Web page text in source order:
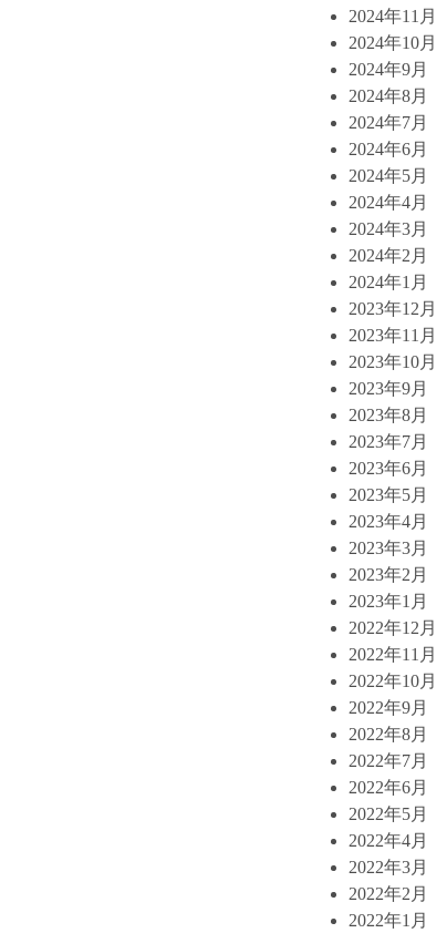
2024年11月
2024年10月
2024年9月
2024年8月
2024年7月
2024年6月
2024年5月
2024年4月
2024年3月
2024年2月
2024年1月
2023年12月
2023年11月
2023年10月
2023年9月
2023年8月
2023年7月
2023年6月
2023年5月
2023年4月
2023年3月
2023年2月
2023年1月
2022年12月
2022年11月
2022年10月
2022年9月
2022年8月
2022年7月
2022年6月
2022年5月
2022年4月
2022年3月
2022年2月
2022年1月